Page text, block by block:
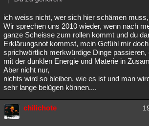
ich weiss nicht, wer sich hier schämen
Wir sprechen uns 2010 wieder, wenn nach
ganze Scheisse zum rollen kommt und du
Erklärungsnot kommst, mein Gefühl mir
sprichwörtlich merkwürdige Dinge
mit der dunklen Energie und Materie in
Aber nicht nur,
nichts wird so bleiben, wie es ist und man
sehr lange belügen können....
chilichote